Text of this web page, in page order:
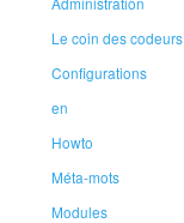
Le coin des codeurs
Configurations
en
Howto
Méta-mots
Modules